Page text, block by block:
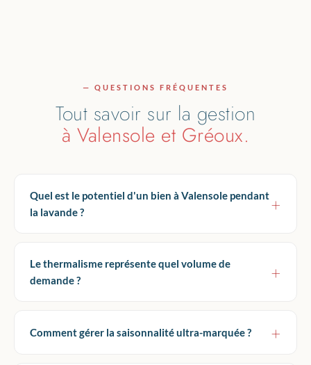
— QUESTIONS FRÉQUENTES
Tout savoir sur la gestion
à Valensole et Gréoux.
Quel est le potentiel d'un bien à Valensole pendant
la lavande ?
Le thermalisme représente quel volume de
demande ?
Comment gérer la saisonnalité ultra-marquée ?